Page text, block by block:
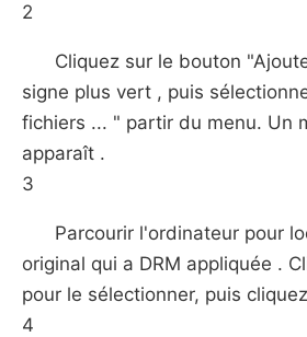
2
Cliquez sur le bouton
signe plus vert , puis
fichiers ... " partir du menu. Un
apparaît .
3
Parcourir l'ordinateur pour
original qui a DRM appliquée .
pour le sélectionner, puis
4